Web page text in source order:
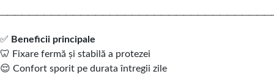
✅ Beneficii principale
🦷 Fixare fermă și stabilă a protezei
😌 Confort sporit pe durata întregii zile